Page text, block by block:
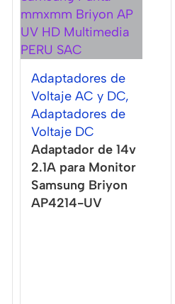
Adaptadores de
Voltaje AC y DC,
Adaptadores de
Voltaje DC
Adaptador de 14v
2.1A para Monitor
Samsung Briyon
AP4214-UV